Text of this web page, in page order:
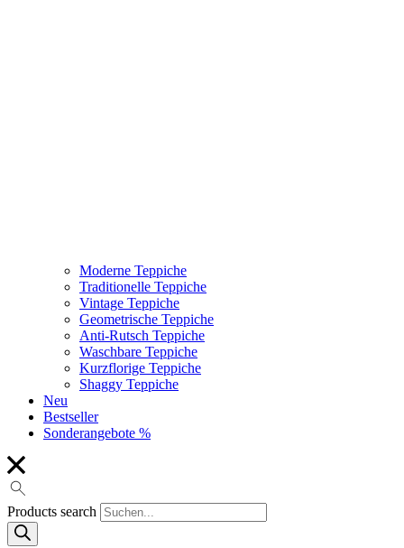
Moderne Teppiche
Traditionelle Teppiche
Vintage Teppiche
Geometrische Teppiche
Anti-Rutsch Teppiche
Waschbare Teppiche
Kurzflorige Teppiche
Shaggy Teppiche
Neu
Bestseller
Sonderangebote %
Products search